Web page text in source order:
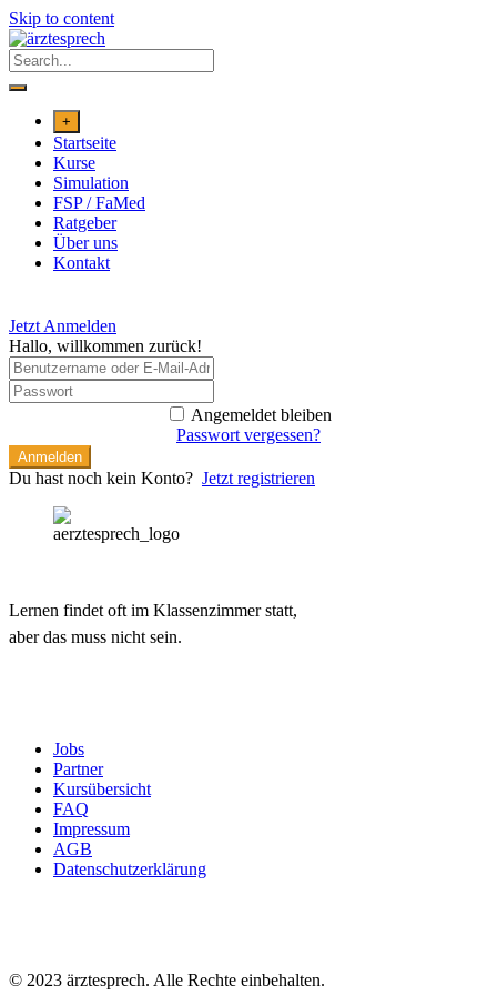
Skip to content
+
Startseite
Kurse
Simulation
FSP / FaMed
Ratgeber
Über uns
Kontakt
Jetzt Anmelden
Hallo, willkommen zurück!
Angemeldet bleiben
Passwort vergessen?
Anmelden
Du hast noch kein Konto? Jetzt registrieren
Lernen findet oft im Klassenzimmer statt,
aber das muss nicht sein.
Jobs
Partner
Kursübersicht
FAQ
Impressum
AGB
Datenschutzerklärung
© 2023 ärztesprech. Alle Rechte einbehalten.